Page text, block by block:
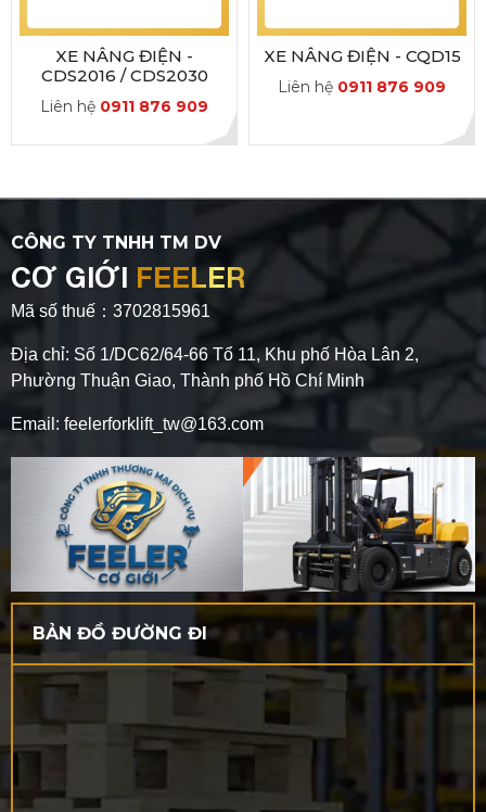
XE NÂNG ĐIỆN -
CDS2016 / CDS2030
Liên hệ 0911 876 909
XE NÂNG ĐIỆN - CQD15
Liên hệ 0911 876 909
CÔNG TY TNHH TM DV
CƠ GIỚI FEELER
Mã số thuế：3702815961
Địa chỉ: Số 1/DC62/64-66 Tổ 11, Khu phố Hòa Lân 2,
Phường Thuận Giao, Thành phố Hồ Chí Minh
Email: feelerforklift_tw@163.com
BẢN ĐỒ ĐƯỜNG ĐI